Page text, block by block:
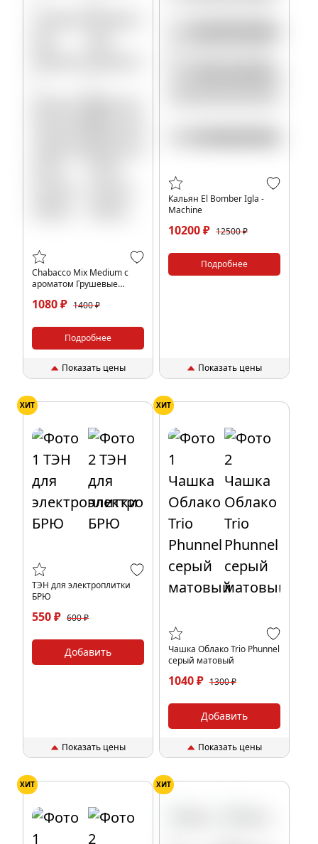
Chabacco Mix Medium с
ароматом Грушевые
200гр.
1080 ₽ 1400 ₽
Подробнее
Показать цены
Кальян El Bomber Igla -
Machine
10200 ₽ 12500 ₽
Подробнее
Показать цены
ХИТ
ТЭН для электроплитки
БРЮ
550 ₽ 600 ₽
Добавить
Показать цены
ХИТ
Чашка Облако Trio Phunnel
серый матовый
1040 ₽ 1300 ₽
Добавить
Показать цены
ХИТ ХИТ